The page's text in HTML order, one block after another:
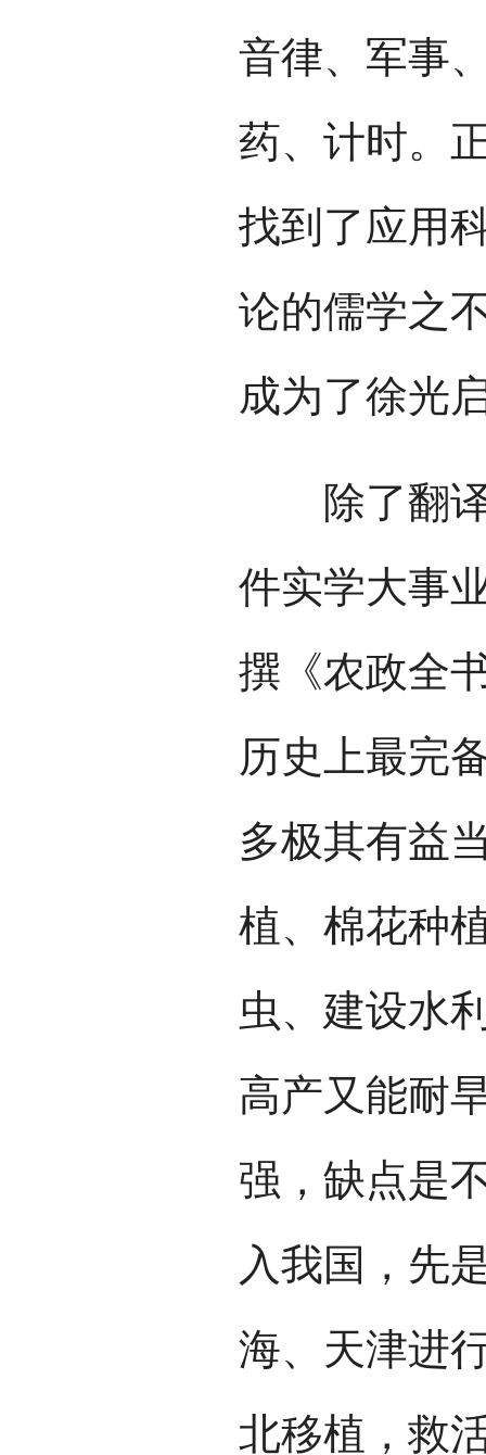
音律、军事
药、计时。
找到了应用
论的儒学之
成为了徐光
除了翻译
件实学大事
撰《农政全
历史上最完
多极其有益
植、棉花种
虫、建设水
高产又能耐
强，缺点是
入我国，先
海、天津进
北移植，救